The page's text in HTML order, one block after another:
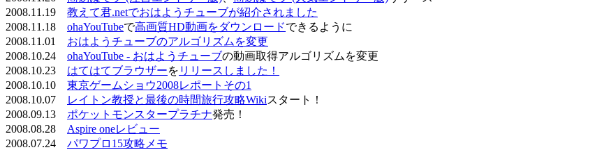
2008.11.19 教えて君.netでおはようチューブが紹介されました
2008.11.18 ohaYouTubeで高画質HD動画をダウンロードできるように
2008.11.01 おはようチューブのアルゴリズムを変更
2008.10.24 ohaYouTube - おはようチューブの動画取得アルゴリズムを変更
2008.10.23 はてはてブラウザーを リリースしました！
2008.10.10 東京ゲームショウ2008レポートその1
2008.10.07
レイトン教授と最後の時間旅行攻略Wikiスタート！
2008.09.13 ポケットモンスタープラチナ発売！
2008.08.28 Aspire oneレビュー
2008.07.24 パワプロ15攻略メモ